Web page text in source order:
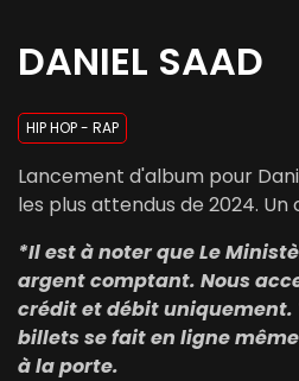
DANIEL SAAD
HIP HOP - RAP
Lancement d'album pour
les plus attendus de 2024. Un
*Il est à noter que Le
argent comptant. Nous
crédit et débit uniquement.
billets se fait en ligne
à la porte.